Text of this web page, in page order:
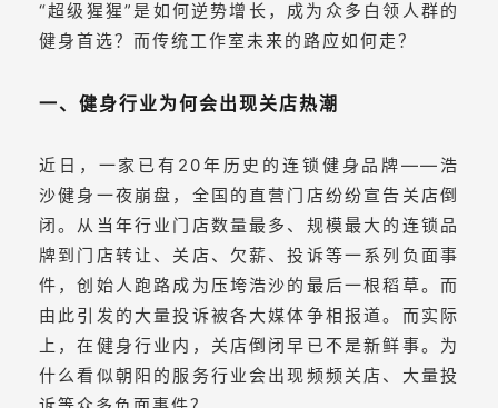
“超级猩猩”是如何逆势增长，成为众多白领人群的
健身首选？而传统工作室未来的路应如何走？
一、健身行业为何会出现关店热潮
近日，一家已有20年历史的连锁健身品牌——浩
沙健身一夜崩盘，全国的直营门店纷纷宣告关店倒
闭。从当年行业门店数量最多、规模最大的连锁品
牌到门店转让、关店、欠薪、投诉等一系列负面事
件，创始人跑路成为压垮浩沙的最后一根稻草。而
由此引发的大量投诉被各大媒体争相报道。而实际
上，在健身行业内，关店倒闭早已不是新鲜事。为
什么看似朝阳的服务行业会出现频频关店、大量投